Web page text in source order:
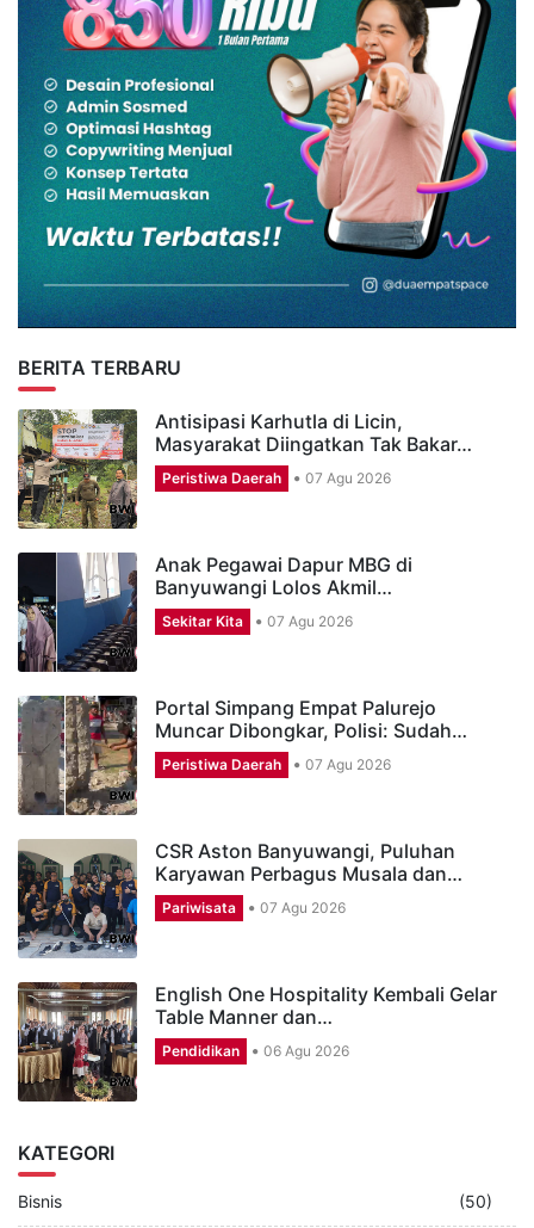
BERITA TERBARU
Antisipasi Karhutla di Licin,
Masyarakat Diingatkan Tak Bakar…
Peristiwa Daerah 07 Agu 2026
Anak Pegawai Dapur MBG di
Banyuwangi Lolos Akmil…
Sekitar Kita 07 Agu 2026
Portal Simpang Empat Palurejo
Muncar Dibongkar, Polisi: Sudah…
Peristiwa Daerah 07 Agu 2026
CSR Aston Banyuwangi, Puluhan
Karyawan Perbagus Musala dan…
Pariwisata 07 Agu 2026
English One Hospitality Kembali Gelar
Table Manner dan…
Pendidikan 06 Agu 2026
KATEGORI
Bisnis (50)